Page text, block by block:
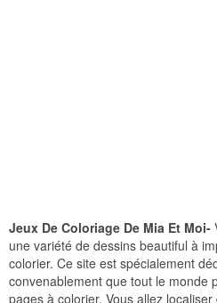
Jeux De Coloriage De Mia Et Moi-
une variété de dessins beautiful à
colorier. Ce site est spécialement
convenablement que tout le monde
pages à colorier. Vous allez